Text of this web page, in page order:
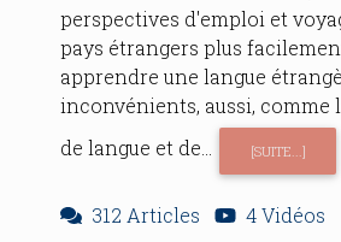
perspectives d'emploi et
pays étrangers plus
apprendre une langue
inconvénients, aussi, comme
de langue et de...
[SUITE...]
312 Articles
4 Vidéos